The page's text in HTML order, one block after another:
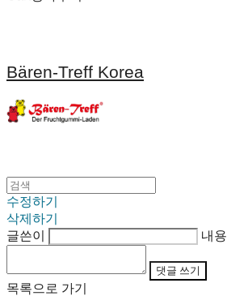
Bären-Treff Korea
수정하기
삭제하기
글쓴이
내용
댓글 쓰기
목록으로 가기